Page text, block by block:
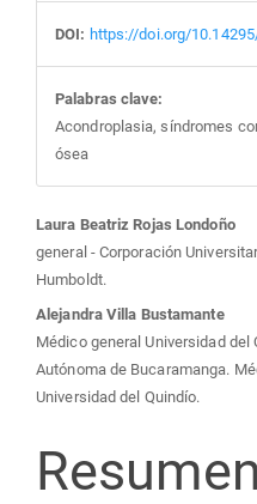
DOI: https://doi.org/
Palabras clave:
Acondroplasia, síndromes
ósea
principal
del
artículo
Laura Beatriz Rojas Londoño
general - Corporación
Humboldt.
Alejandra Villa Bustamante
Médico general Universidad del
Autónoma de Bucaramanga.
Universidad del Quindío.
Resumen